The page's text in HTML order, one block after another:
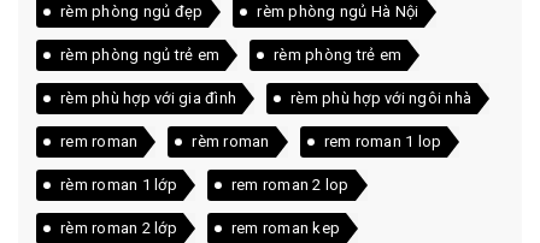
rèm phòng ngủ đẹp rèm phòng ngủ Hà Nội
rèm phòng ngủ trẻ em rèm phòng trẻ em
rèm phù hợp với gia đình rèm phù hợp với ngôi nhà
rem roman rèm roman rem roman 1 lop
rèm roman 1 lớp rem roman 2 lop
rèm roman 2 lớp rem roman kep